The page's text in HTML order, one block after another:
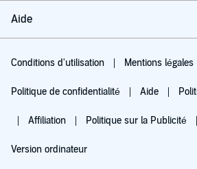
Aide
Conditions d'utilisation Mentions légales
Politique de confidentialité Aide
Affiliation Politique sur la Publicité
Version ordinateur